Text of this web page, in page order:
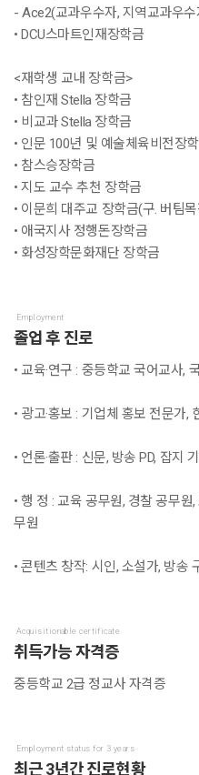
- Ace2(교과우수자, 지역교과우
• DCU스마트인재장학금
<재학생 교내 장학금>
• 참인재 Stella 장학금
• 비교과 Stella 장학금
• 인문 100년 및 예술체육비전장
• 참스승장학금
• 지도 교수 추천 장학금
• 이문희 대주교 장학금(구. 버팀
• 애국지사 정행돈장학금
• 화성장학문화재단 장학금
Employment
졸업 후 진로
• 교육·연구 : 중등학교 국어교사,
• 광고·홍보 : 기업체 홍보 전문가
• 언론·출판 : 신문, 방송 PD, 잡지
• 행 정 : 교육 공무원, 경찰 공무
무원
• 콘텐츠 창작: 시인, 소설가, 방송
Acquisitionable certificate
취득가능 자격증
중등학교 2급 정교사 자격증
Employment status for 3 years
최근 3년간 진로현황